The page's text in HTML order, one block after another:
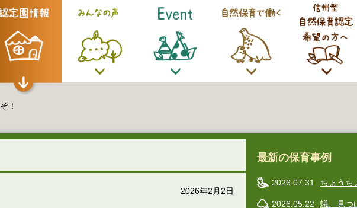
！
2026年2月2日
最新の保育事例
2026.07.31 ちょうち
2026.05.22 蟻、見つ